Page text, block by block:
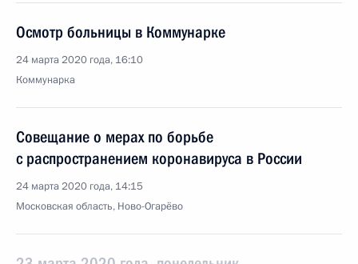
Осмотр больницы в Коммунарке
24 марта 2020 года, 16:10
Коммунарка
Совещание о мерах по борьбе
с распространением коронавируса в России
24 марта 2020 года, 14:15
Московская область, Ново-Огарёво